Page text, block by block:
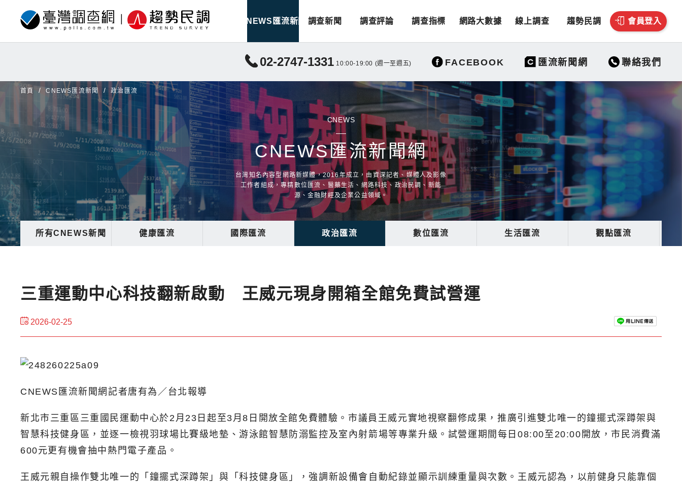
CNEWS匯流新聞 調查新聞 調查評論 調查指標 網路大數據 線上調查 趨勢民調 會員登入
02-2747-1331 10:00-19:00 (週一至週五) FACEBOOK 匯流新聞網 聯絡我們
首頁 CNEWS匯流新聞 政治匯流
CNEWS
CNEWS匯流新聞網
台灣知名內容型網路新媒體，2016年成立，由資深記者、媒體人及影像
工作者組成，專精數位匯流、醫藥生活、網路科技、政治民調、新能
源、金融財經及企業公益領域。
所有CNEWS新聞 健康匯流 國際匯流 政治匯流 數位匯流 生活匯流 觀點匯流
三重運動中心科技翻新啟動 王威元現身開箱全館免費試營運
2026-02-25
CNEWS匯流新聞網記者唐有為／台北報導
新北市三重區三重國民運動中心於2月23日起至3月8日開放全館免費體驗。市議員王威元實地視察翻修成果，推廣引進雙北唯一的鐘擺式深蹲架與
智慧科技健身區，並逐一檢視羽球場比賽級地墊、游泳館智慧防溺監控及室內射箭場等專業升級。試營運期間每日08:00至20:00開放，市民消費滿
600元更有機會抽中熱門電子產品。
王威元親自操作雙北唯一的「鐘擺式深蹲架」與「科技健身區」，強調新設備會自動紀錄並顯示訓練重量與次數。王威元認為，以前健身只能靠個